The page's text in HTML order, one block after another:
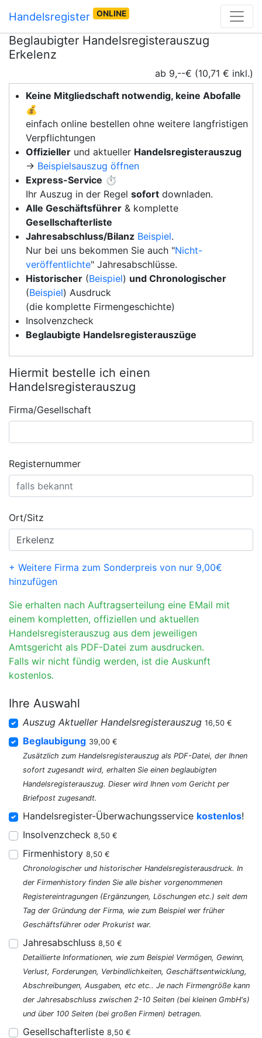
Handelsregister ONLINE
Beglaubigter Handelsregisterauszug
Erkelenz
ab 9,--€ (10,71 € inkl.)
Keine Mitgliedschaft notwendig, keine Abofalle
💰
einfach online bestellen ohne weitere langfristigen
Verpflichtungen
Offizieller und aktueller Handelsregisterauszug
→ Beispielsauszug öffnen
Express-Service ⏱️
Ihr Auszug in der Regel sofort downladen.
Alle Geschäftsführer & komplette
Gesellschafterliste
Jahresabschluss/Bilanz Beispiel.
Nur bei uns bekommen Sie auch "Nicht-
veröffentlichte" Jahresabschlüsse.
Historischer (Beispiel) und Chronologischer
(Beispiel) Ausdruck
(die komplette Firmengeschichte)
Insolvenzcheck
Beglaubigte Handelsregisterauszüge
Hiermit bestelle ich einen
Handelsregisterauszug
Firma/Gesellschaft
Registernummer
Ort/Sitz
+ Weitere Firma zum Sonderpreis von nur 9,00€
hinzufügen
Sie erhalten nach Auftragserteilung eine EMail mit
einem kompletten, offiziellen und aktuellen
Handelsregisterauszug aus dem jeweiligen
Amtsgericht als PDF-Datei zum ausdrucken.
Falls wir nicht fündig werden, ist die Auskunft
kostenlos.
Ihre Auswahl
Auszug Aktueller Handelsregisterauszug 16,50 €
Beglaubigung 39,00 €
Zusätzlich zum Handelsregisterauszug als PDF-Datei, der Ihnen
sofort zugesandt wird, erhalten Sie einen beglaubigten
Handelsregisterauszug. Dieser wird Ihnen vom Gericht per
Briefpost zugesandt.
Handelsregister-Überwachungsservice kostenlos!
Insolvenzcheck 8,50 €
Firmenhistory 8,50 €
Chronologischer und historischer Handelsregisterausdruck. In
der Firmenhistory finden Sie alle bisher vorgenommenen
Registereintragungen (Ergänzungen, Löschungen etc.) seit dem
Tag der Gründung der Firma, wie zum Beispiel wer früher
Geschäftsführer oder Prokurist war.
Jahresabschluss 8,50 €
Detaillierte Informationen, wie zum Beispiel Vermögen, Gewinn,
Verlust, Forderungen, Verbindlichkeiten, Geschäftsentwicklung,
Abschreibungen, Ausgaben, etc etc.. Je nach Firmengröße kann
der Jahresabschluss zwischen 2-10 Seiten (bei kleinen GmbH's)
und über 100 Seiten (bei großen Firmen) betragen.
Gesellschafterliste 8,50 €